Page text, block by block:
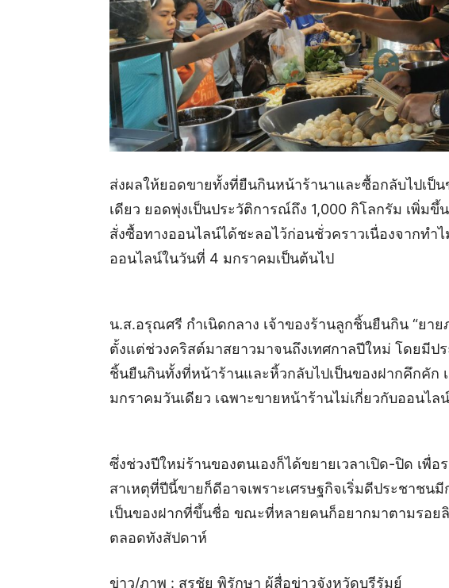
ส่งผลให้ยอดขายทั้งที่ยืนกินหน้าร้านาและซื้อกลับไปเป็
เดียว ยอดพุ่งเป็นประวัติการณ์ถึง 1,000 กิโลกรัม เพิ่มขึ้
สั่งซื้อทางออนไลน์ได้ชะลอไว้ก่อนชั่วคราวเนื่องจากทำ
ออนไลน์ในวันที่ 4 มกราคมเป็นต้นไป
น.ส.อรุณศรี กำเนิดกลาง เจ้าของร้านลูกชิ้นยืนกิน “ยา
ตั้งแต่ช่วงคริสต์มาสยาวมาจนถึงเทศกาลปีใหม่ โดยมีป
ชิ้นยืนกินทั้งที่หน้าร้านและหิ้วกลับไปเป็นของฝากคึกคัก
มกราคมวันเดียว เฉพาะขายหน้าร้านไม่เกี่ยวกับออนไล
ซึ่งช่วงปีใหม่ร้านของตนเองก็ได้ขยายเวลาเปิด-ปิด เพื่
สาเหตุที่ปีนี้ขายก็ดีอาจเพราะเศรษฐกิจเริ่มดีประชาชน
เป็นของฝากที่ขึ้นชื่อ ขณะที่หลายคนก็อยากมาตามรอย
ตลอดทังสัปดาห์
ข่าว/ภาพ : สุรชัย พิรักษา ผู้สื่อข่าวจังหวัดบุรีรัมย์